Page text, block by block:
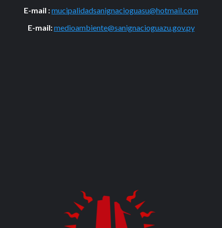
E-mail :mucipalidadsanignacioguasu@hotmail.com
E-mail:medioambiente@sanignacioguazu.gov.py